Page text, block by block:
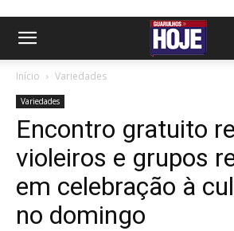
Início Variedades
Variedades
Encontro gratuito
violeiros e grupos
em celebração à
no domingo